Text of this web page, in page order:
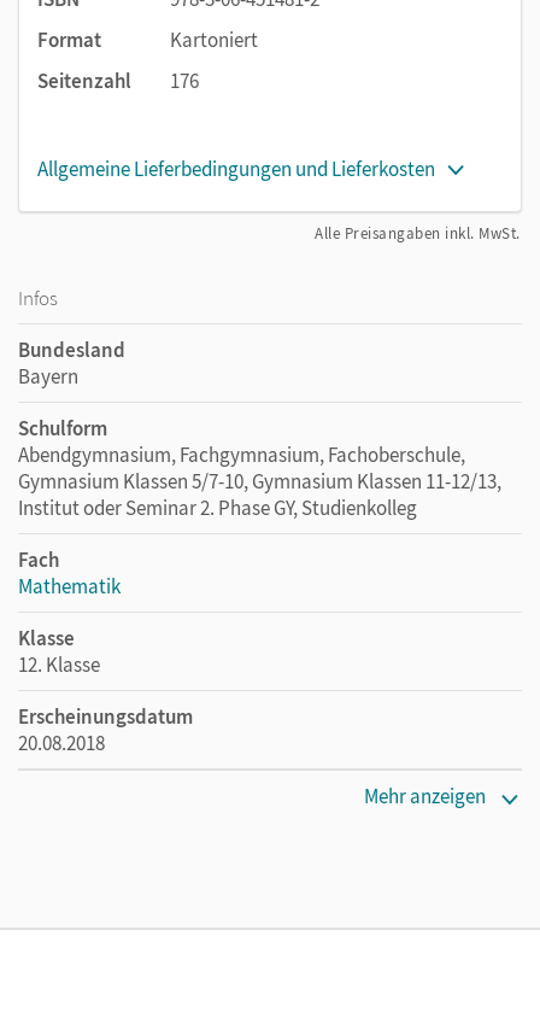
Format
Kartoniert
Seitenzahl
176
Allgemeine Lieferbedingungen und Lieferkosten
Alle Preisangaben inkl. MwSt.
Infos
Bundesland
Bayern
Schulform
Abendgymnasium, Fachgymnasium, Fachoberschule,
Gymnasium Klassen 5/7-10, Gymnasium Klassen 11-12/13,
Institut oder Seminar 2. Phase GY, Studienkolleg
Fach
Mathematik
Klasse
12. Klasse
Erscheinungsdatum
20.08.2018
Mehr anzeigen